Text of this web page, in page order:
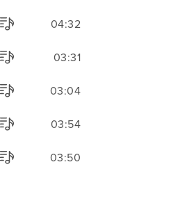
04:32
03:31
03:04
03:54
03:50